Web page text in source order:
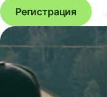
Регистрация